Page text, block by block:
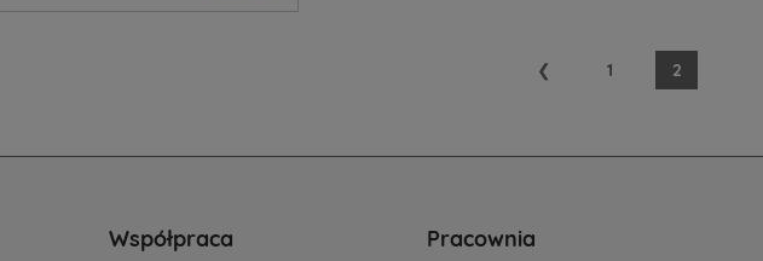
❮ 1 2
Współpraca Pracownia